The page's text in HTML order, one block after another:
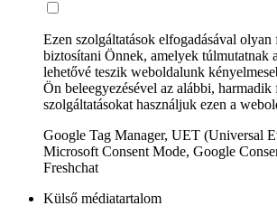
Ezen szolgáltatások elfogadásával
biztosítani Önnek, amelyek túlmutatnak
lehetővé teszik weboldalunk
Ön beleegyezésével az alábbi, harmadik
szolgáltatásokat használjuk ezen a
Google Tag Manager, UET (Universal
Microsoft Consent Mode, Google
Freshchat
Külső médiatartalom